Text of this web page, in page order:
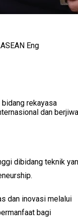
Eng
rekayasa
dan berjiwa
dibidang teknik
dan inovasi melalui
bagi